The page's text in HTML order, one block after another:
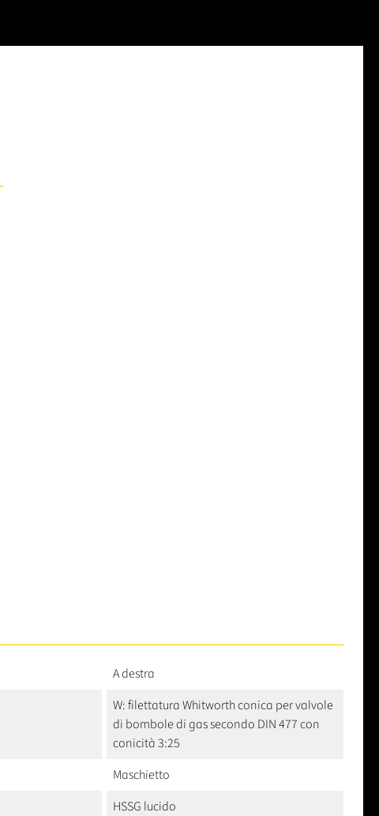
A destra
W: filettatura Whitworth conica per valvole
di bombole di gas secondo DIN 477 con
conicità 3:25
Maschietto
HSSG lucido